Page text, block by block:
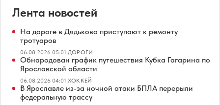
Лента новостей
На дороге в Дядьково приступают к ремонту
тротуаров
06.08.2026 05:01|ДОРОГИ
Обнародован график путешествия Кубка Гагарина по
Ярославской области
06.08.2026 04:01|ХОККЕЙ
В Ярославле из-за ночной атаки БПЛА перерыли
федеральную трассу